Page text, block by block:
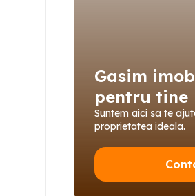
Gasim
pentru tine
Suntem aici sa te
proprietatea ideala.